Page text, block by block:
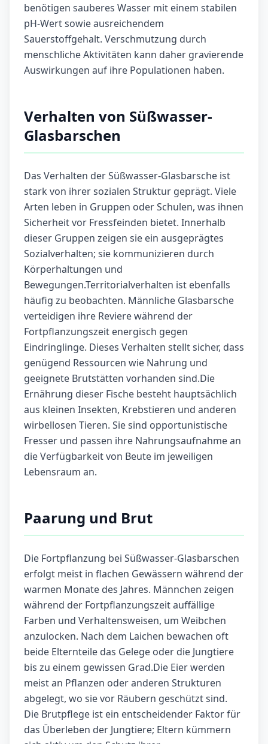
benötigen sauberes Wasser mit einem stabilen
pH-Wert sowie ausreichendem
Sauerstoffgehalt. Verschmutzung durch
menschliche Aktivitäten kann daher gravierende
Auswirkungen auf ihre Populationen haben.
Verhalten von Süßwasser-
Glasbarschen
Das Verhalten der Süßwasser-Glasbarsche ist
stark von ihrer sozialen Struktur geprägt. Viele
Arten leben in Gruppen oder Schulen, was ihnen
Sicherheit vor Fressfeinden bietet. Innerhalb
dieser Gruppen zeigen sie ein ausgeprägtes
Sozialverhalten; sie kommunizieren durch
Körperhaltungen und
Bewegungen.Territorialverhalten ist ebenfalls
häufig zu beobachten. Männliche Glasbarsche
verteidigen ihre Reviere während der
Fortpflanzungszeit energisch gegen
Eindringlinge. Dieses Verhalten stellt sicher, dass
genügend Ressourcen wie Nahrung und
geeignete Brutstätten vorhanden sind.Die
Ernährung dieser Fische besteht hauptsächlich
aus kleinen Insekten, Krebstieren und anderen
wirbellosen Tieren. Sie sind opportunistische
Fresser und passen ihre Nahrungsaufnahme an
die Verfügbarkeit von Beute im jeweiligen
Lebensraum an.
Paarung und Brut
Die Fortpflanzung bei Süßwasser-Glasbarschen
erfolgt meist in flachen Gewässern während der
warmen Monate des Jahres. Männchen zeigen
während der Fortpflanzungszeit auffällige
Farben und Verhaltensweisen, um Weibchen
anzulocken. Nach dem Laichen bewachen oft
beide Elternteile das Gelege oder die Jungtiere
bis zu einem gewissen Grad.Die Eier werden
meist an Pflanzen oder anderen Strukturen
abgelegt, wo sie vor Räubern geschützt sind.
Die Brutpflege ist ein entscheidender Faktor für
das Überleben der Jungtiere; Eltern kümmern